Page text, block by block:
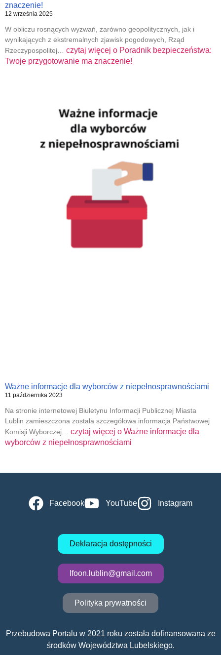
znaczenie!
12 września 2025
W obliczu rosnących wyzwań, zarówno geopolitycznych, jak i
wynikających z ekstremalnych zjawisk pogodowych, Rząd
Rzeczypospolitej… czytaj więcej o Poradnik bezpieczeństwa:
Twoje przygotowanie ma znaczenie!
Ważne informacje dla wyborców z niepełnosprawnościami
11 października 2023
Na stronie internetowej Biuletynu Informacji Publicznej Miasta
Lublin zamieszczona została szczegółowa informacja Państwowej
Komisji Wyborczej… czytaj więcej o Ważne informacje dla
wyborców z niepełnosprawnościami
Facebook YouTube Instagram
Deklaracja dostępności
lfoon.lublin@gmail.com
Polityka prywatności
Przebudowa Portalu w 2021 roku została dofinansowana ze
środków Województwa Lubelskiego.